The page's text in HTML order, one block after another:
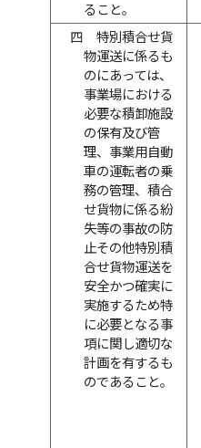
ること。
四
特別積合せ貨
物運送に係るも
のにあっては、
事業場における
必要な積卸施設
の保有及び管
理、事業用自動
車の運転者の乗
務の管理、積合
せ貨物に係る紛
失等の事故の防
止その他特別積
合せ貨物運送を
安全かつ確実に
実施するため特
に必要となる事
項に関し適切な
計画を有するも
のであること。